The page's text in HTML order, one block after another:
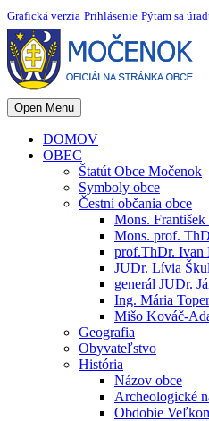
Grafická verzia Prihlásenie Pýtam sa
Open Menu
DOMOV
OBEC
Štatút Obce Močenok
Symboly obce
Čestní občania obce
Mons. František
Mons. prof.
prof.ThDr. Ivan
JUDr. Lívia
generál JUDr.
Ing. Mária
Mišo Kováč-
Geografia
Obyvateľstvo
História
Názov obce
Archeologické
Obdobie